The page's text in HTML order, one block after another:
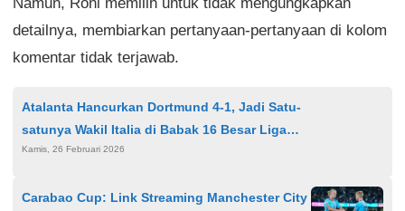
detailnya, membiarkan pertanyaan-pertanyaan di kolom
komentar tidak terjawab.
Atalanta Hancurkan Dortmund 4-1, Jadi Satu-
satunya Wakil Italia di Babak 16 Besar Liga
Champions
Kamis, 26 Februari 2026
Carabao Cup: Link Streaming Manchester City